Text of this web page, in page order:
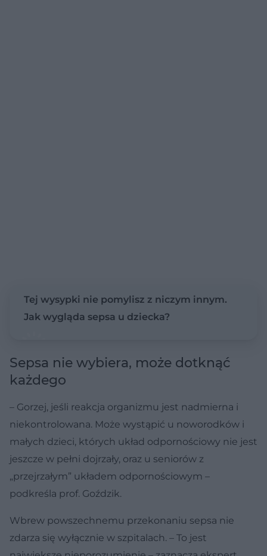
Tej wysypki nie pomylisz z niczym innym.
Jak wygląda sepsa u dziecka?
Sepsa nie wybiera, może dotknąć
każdego
– Gorzej, jeśli reakcja organizmu jest nadmierna i
niekontrolowana. Może wystąpić u noworodków i
małych dzieci, których układ odpornościowy nie jest
jeszcze w pełni dojrzały, oraz u seniorów z
„przejrzałym” układem odpornościowym –
podkreśla prof. Goździk.
Wbrew powszechnemu przekonaniu sepsa nie
zdarza się wyłącznie w szpitalach. – To jest